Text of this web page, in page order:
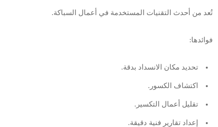
تُعد من أحدث التقنيات المستخدمة في أعمال السباكة.
فوائدها:
تحديد مكان الانسداد بدقة.
اكتشاف الكسور.
تقليل أعمال التكسير.
إعداد تقارير فنية دقيقة.